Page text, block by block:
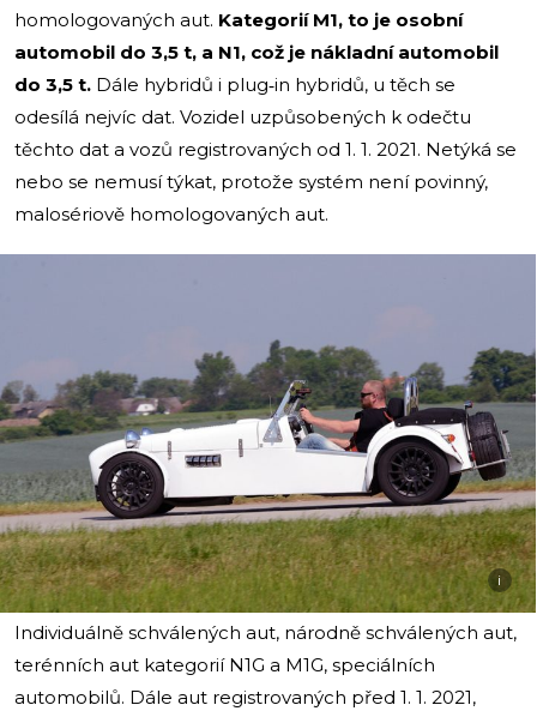
homologovaných aut. Kategorií M1, to je osobní
automobil do 3,5 t, a N1, což je nákladní automobil
do 3,5 t. Dále hybridů i plug‑in hybridů, u těch se
odesílá nejvíc dat. Vozidel uzpůsobených k odečtu
těchto dat a vozů registrovaných od 1. 1. 2021. Netýká se
nebo se nemusí týkat, protože systém není povinný,
malosériově homologovaných aut.
i
Individuálně schválených aut, národně schválených aut,
terénních aut kategorií N1G a M1G, speciálních
automobilů. Dále aut registrovaných před 1. 1. 2021,